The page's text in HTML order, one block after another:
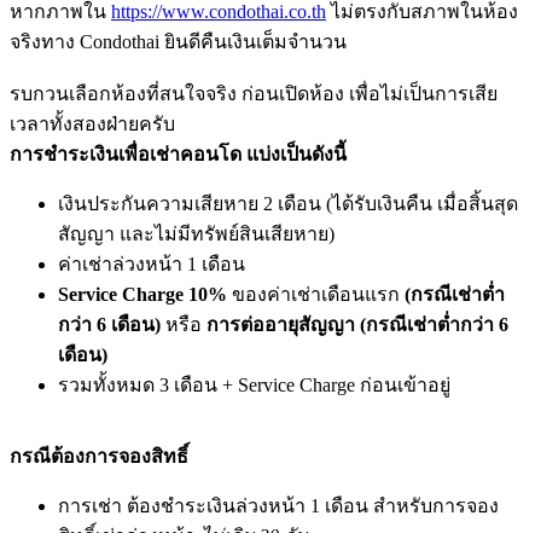
หากภาพใน https://www.condothai.co.th ไม่ตรงกับสภาพในห้อง
จริงทาง Condothai ยินดีคืนเงินเต็มจำนวน
รบกวนเลือกห้องที่สนใจจริง ก่อนเปิดห้อง เพื่อไม่เป็นการเสีย
เวลาทั้งสองฝ่ายครับ
การชำระเงินเพื่อเช่าคอนโด แบ่งเป็นดังนี้
เงินประกันความเสียหาย 2 เดือน (ได้รับเงินคืน เมื่อสิ้นสุด
สัญญา และไม่มีทรัพย์สินเสียหาย)
ค่าเช่าล่วงหน้า 1 เดือน
Service Charge 10% ของค่าเช่าเดือนแรก (กรณีเช่าต่ำ
กว่า 6 เดือน) หรือ การต่ออายุสัญญา (กรณีเช่าต่ำกว่า 6
เดือน)
รวมทั้งหมด 3 เดือน + Service Charge ก่อนเข้าอยู่
กรณีต้องการจองสิทธิ์
การเช่า ต้องชำระเงินล่วงหน้า 1 เดือน สำหรับการจอง